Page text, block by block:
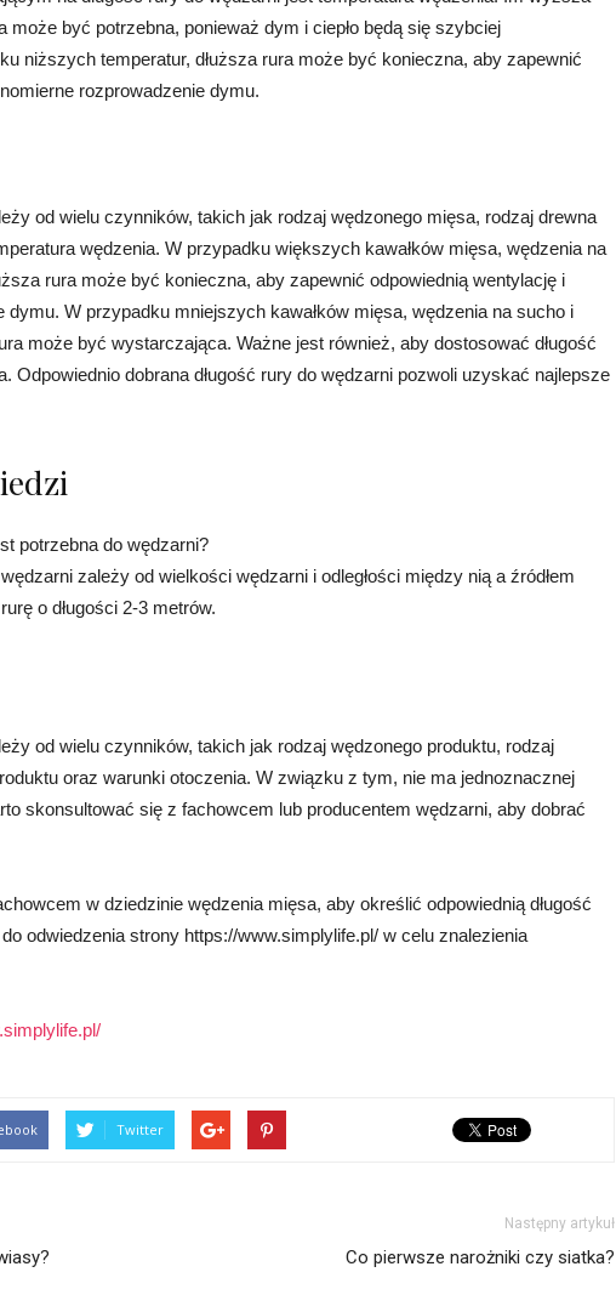
może być potrzebna, ponieważ dym i ciepło będą się szybciej
niższych temperatur, dłuższa rura może być konieczna, aby zapewnić
rozprowadzenie dymu.
od wielu czynników, takich jak rodzaj wędzonego mięsa, rodzaj drewna
wędzenia. W przypadku większych kawałków mięsa, wędzenia na
rura może być konieczna, aby zapewnić odpowiednią wentylację i
dymu. W przypadku mniejszych kawałków mięsa, wędzenia na sucho i
może być wystarczająca. Ważne jest również, aby dostosować długość
Odpowiednio dobrana długość rury do wędzarni pozwoli uzyskać najlepsze
potrzebna do wędzarni?
zależy od wielkości wędzarni i odległości między nią a źródłem
o długości 2-3 metrów.
od wielu czynników, takich jak rodzaj wędzonego produktu, rodzaj
oraz warunki otoczenia. W związku z tym, nie ma jednoznacznej
skonsultować się z fachowcem lub producentem wędzarni, aby dobrać
w dziedzinie wędzenia mięsa, aby określić odpowiednią długość
odwiedzenia strony https://www.simplylife.pl/ w celu znalezienia
Twitter
Następny artykuł
Co pierwsze narożniki czy siatka?